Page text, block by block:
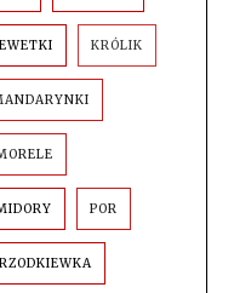
KRÓLIK
POR
RZODKIEWKA